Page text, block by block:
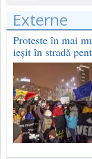
Externe
Proteste în mai
ieșit în stradă